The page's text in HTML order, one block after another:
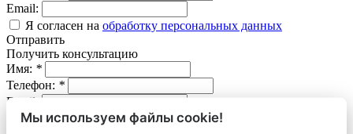
Email:
Я согласен на обработку персональных данных
Отправить
Получить консультацию
Имя: *
Телефон: *
Email:
Мы используем файлы cookie!